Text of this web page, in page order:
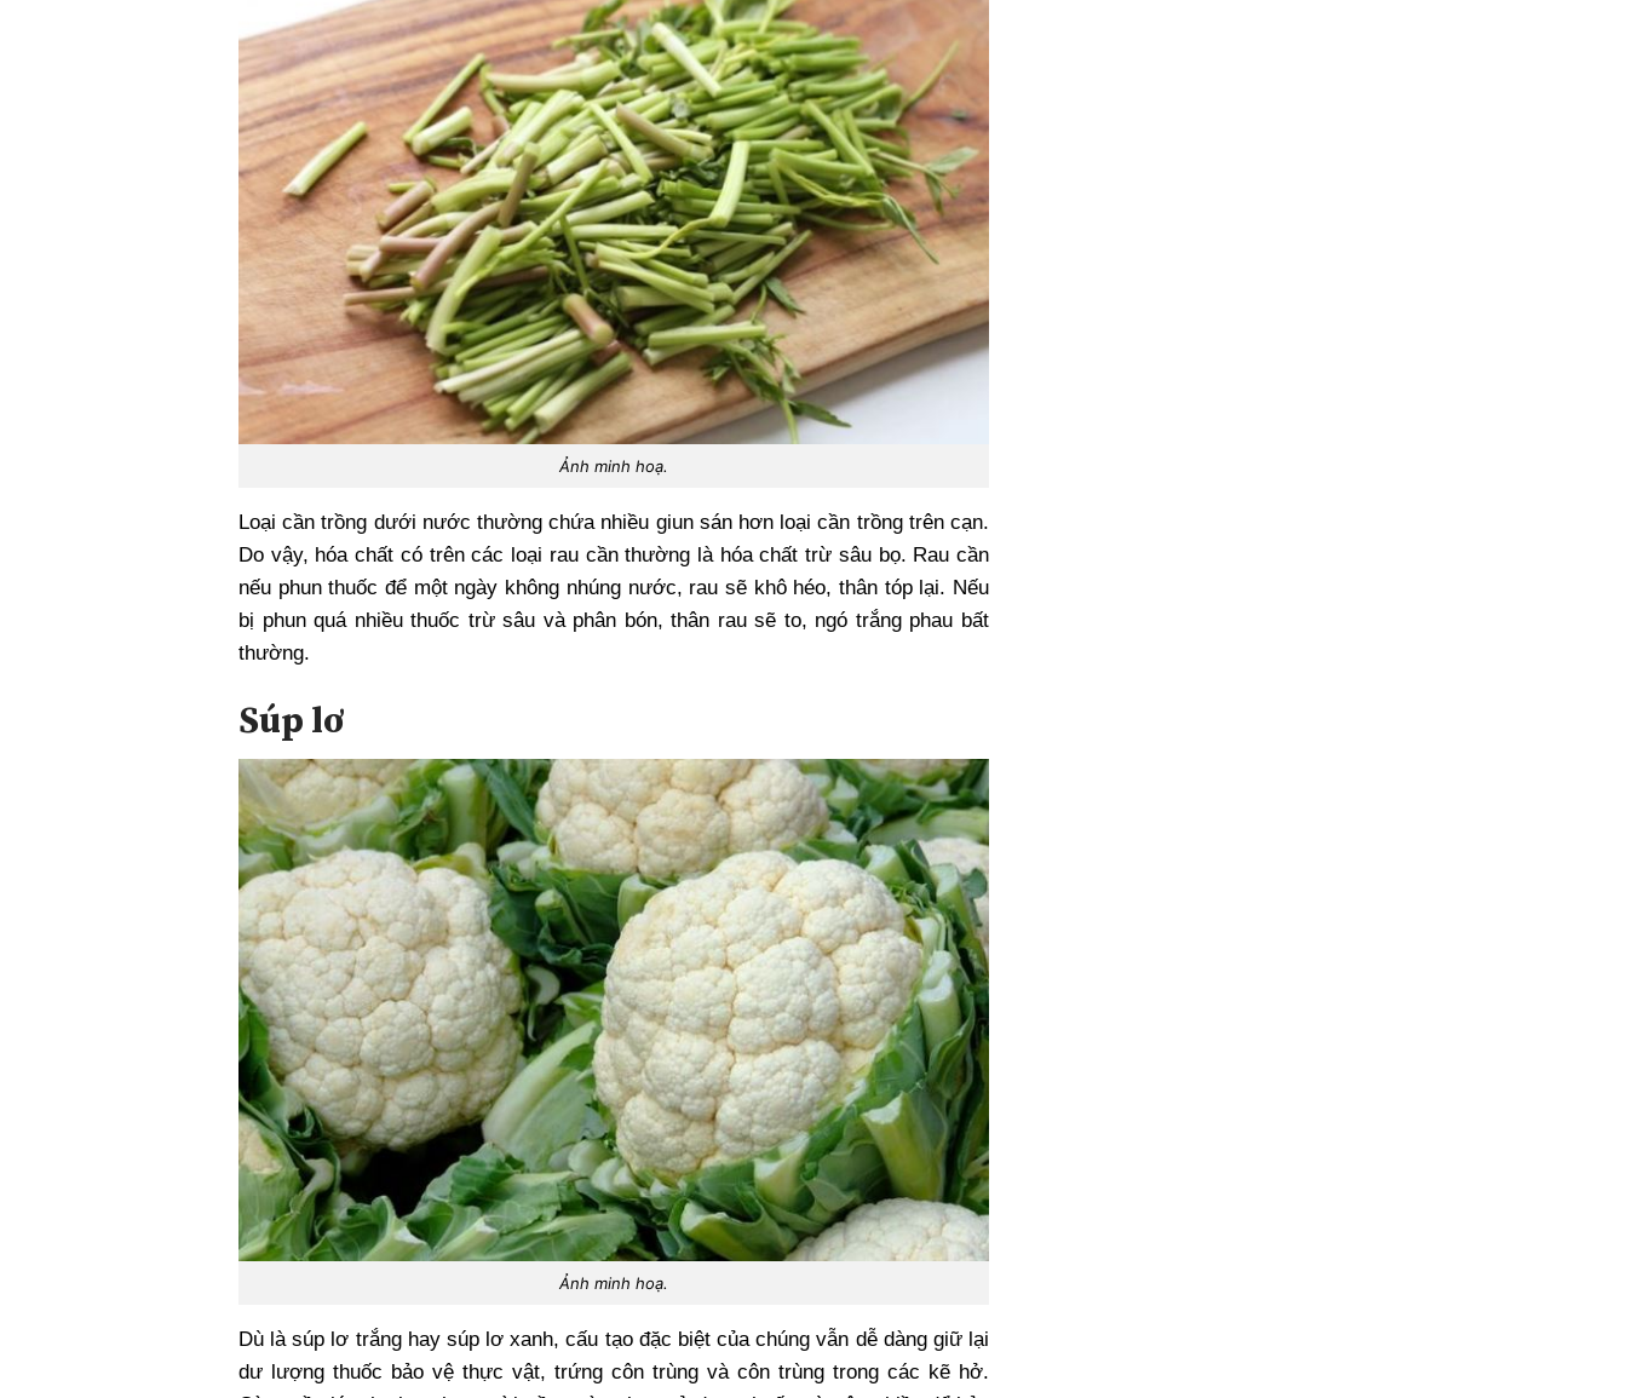
Ảnh minh hoạ.
Loại cần trồng dưới nước thường chứa nhiều giun sán hơn loại cần trồng trên cạn.
Do vậy, hóa chất có trên các loại rau cần thường là hóa chất trừ sâu bọ. Rau cần
nếu phun thuốc để một ngày không nhúng nước, rau sẽ khô héo, thân tóp lại. Nếu
bị phun quá nhiều thuốc trừ sâu và phân bón, thân rau sẽ to, ngó trắng phau bất
thường.
Súp lơ
Ảnh minh hoạ.
Dù là súp lơ trắng hay súp lơ xanh, cấu tạo đặc biệt của chúng vẫn dễ dàng giữ lại
dư lượng thuốc bảo vệ thực vật, trứng côn trùng và côn trùng trong các kẽ hở.